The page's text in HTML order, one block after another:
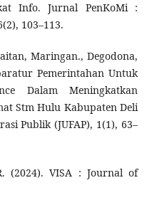
Info. Jurnal PenKoMi :
103–113.
Maringan., Degodona,
Pemerintahan Untuk
Dalam Meningkatkan
Stm Hulu Kabupaten Deli
Publik (JUFAP), 1(1), 63–
(2024). VISA : Journal of